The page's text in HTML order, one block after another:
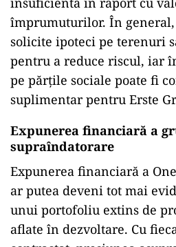
împrumuturilor. În
solicite ipoteci pe terenuri
pentru a reduce riscul, iar
pe părțile sociale poate fi
suplimentar pentru Erste
Expunerea financiară a
supraîndatorare
Expunerea financiară a
ar putea deveni tot mai
unui portofoliu extins de
aflate în dezvoltare. Cu